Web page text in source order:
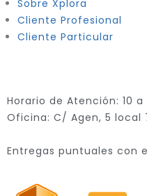
Sobre Xplora
Cliente Profesional
Cliente Particular
Horario de Atención: 10 a
Oficina: C/ Agen, 5 local
Entregas puntuales con